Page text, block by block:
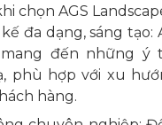
chọn AGS
đa dạng, sáng tạo:
mang đến những ý
phù hợp với xu
hàng.